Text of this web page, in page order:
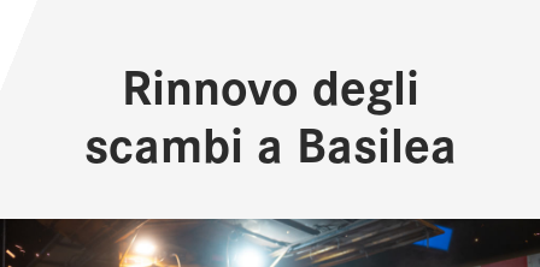
Rinnovo degli
scambi a Basilea